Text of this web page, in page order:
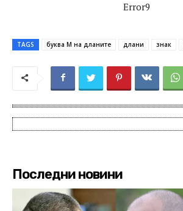
Error9
TAGS буква М на дланите длани знак
Последни новини